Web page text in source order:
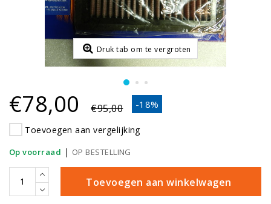
Druk tab om te vergroten
-18%
€78,00 €95,00
Toevoegen aan vergelijking
Op voorraad | OP BESTELLING
Toevoegen aan winkelwagen